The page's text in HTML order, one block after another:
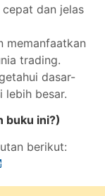
dan jelas
memanfaatkan
trading.
dasar-
lebih besar.
buku ini?)
berikut: